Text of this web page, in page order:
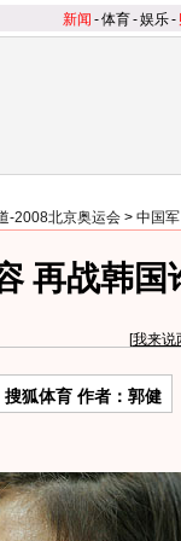
新闻 -体育-娱乐-
-2008北京奥运会 > 中国
再战韩国
[我来说
搜狐体育 作者：郭健